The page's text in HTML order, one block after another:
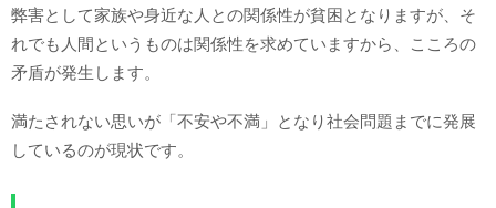
弊害として家族や身近な人との関係性が貧困となりますが、そ
れでも人間というものは関係性を求めていますから、こころの
矛盾が発生します。
満たされない思いが「不安や不満」となり社会問題までに発展
しているのが現状です。